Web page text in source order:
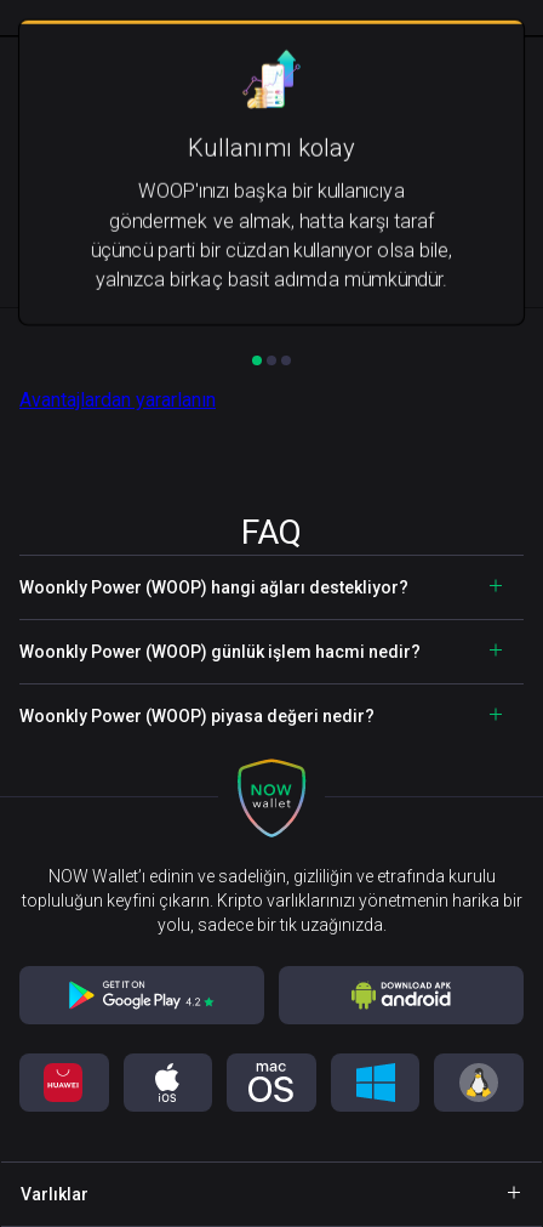
Kullanımı kolay
WOOP'ınızı başka bir kullanıcıya
göndermek ve almak, hatta karşı taraf
üçüncü parti bir cüzdan kullanıyor olsa bile,
yalnızca birkaç basit adımda mümkündür.
Avantajlardan yararlanın
FAQ
Woonkly Power (WOOP) hangi ağları destekliyor?
Woonkly Power (WOOP) günlük işlem hacmi nedir?
Woonkly Power (WOOP) piyasa değeri nedir?
NOW Wallet’ı edinin ve sadeliğin, gizliliğin ve etrafında kurulu
topluluğun keyfini çıkarın. Kripto varlıklarınızı yönetmenin harika bir
yolu, sadece bir tık uzağınızda.
Varlıklar